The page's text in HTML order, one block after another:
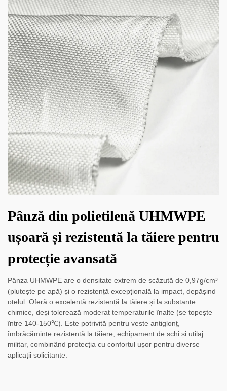
Pânză din polietilenă UHMWPE
ușoară și rezistentă la tăiere pentru
protecție avansată
Pânza UHMWPE are o densitate extrem de scăzută de 0,97g/cm³
(plutește pe apă) și o rezistență excepțională la impact, depășind
oțelul. Oferă o excelentă rezistență la tăiere și la substanțe
chimice, deși tolerează moderat temperaturile înalte (se topește
între 140-150℃). Este potrivită pentru veste antiglonț,
îmbrăcăminte rezistentă la tăiere, echipament de schi și utilaj
militar, combinând protecția cu confortul ușor pentru diverse
aplicații solicitante.